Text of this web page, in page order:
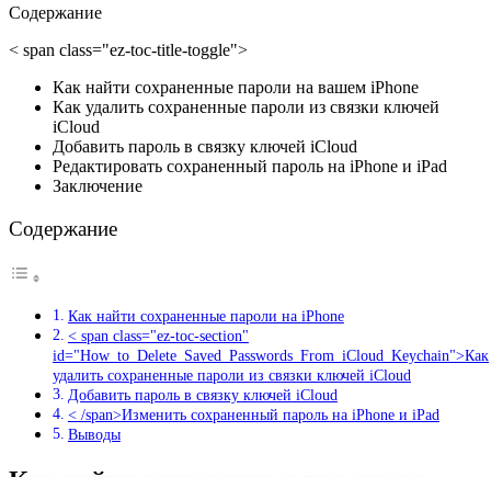
Содержание
< span class="ez-toc-title-toggle">
Как найти сохраненные пароли на вашем iPhone
Как удалить сохраненные пароли из связки ключей
iCloud
Добавить пароль в связку ключей iCloud
Редактировать сохраненный пароль на iPhone и iPad
Заключение
Содержание
Как найти сохраненные пароли на iPhone
< span class="ez-toc-section"
id="How_to_Delete_Saved_Passwords_From_iCloud_Keychain">Как
удалить сохраненные пароли из связки ключей iCloud
Добавить пароль в связку ключей iCloud
< /span>Изменить сохраненный пароль на iPhone и iPad
Выводы